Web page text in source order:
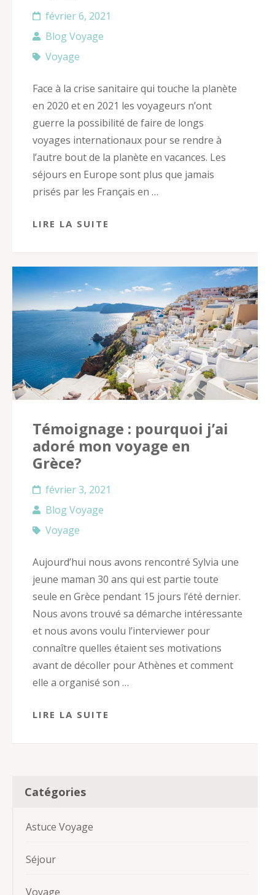
février 6, 2021
Blog Voyage
Voyage
Face à la crise sanitaire qui touche la planète
en 2020 et en 2021 les voyageurs n’ont
guerre la possibilité de faire de longs
voyages internationaux pour se rendre à
l’autre bout de la planète en vacances. Les
séjours en Europe sont plus que jamais
prisés par les Français en …
LIRE LA SUITE
Témoignage : pourquoi j’ai
adoré mon voyage en
Grèce?
février 3, 2021
Blog Voyage
Voyage
Aujourd’hui nous avons rencontré Sylvia une
jeune maman 30 ans qui est partie toute
seule en Grèce pendant 15 jours l’été dernier.
Nous avons trouvé sa démarche intéressante
et nous avons voulu l’interviewer pour
connaître quelles étaient ses motivations
avant de décoller pour Athènes et comment
elle a organisé son …
LIRE LA SUITE
Catégories
Astuce Voyage
Séjour
Voyage